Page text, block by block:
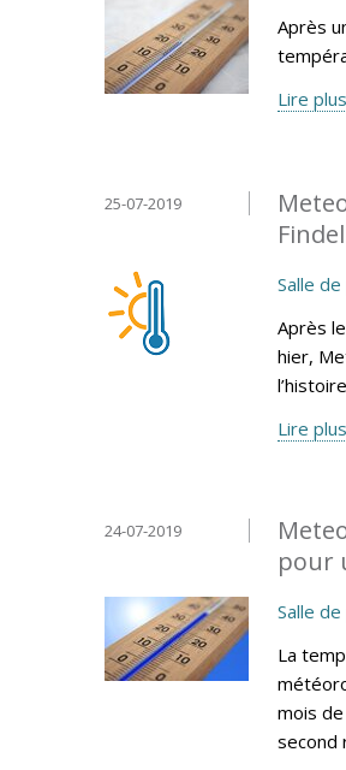
Après
Lire plus
25-07-2019
Salle
Après
hier,
Lire plus
pour
24-07-2019
Salle
La
mois
second